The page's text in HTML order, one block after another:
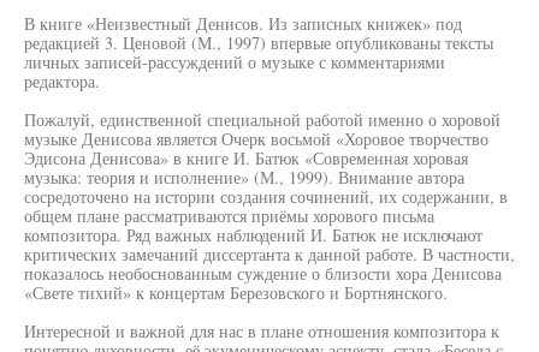
В книге «Неизвестный Денисов. Из записных книжек» под
редакцией 3. Ценовой (М., 1997) впервые опубликованы тексты
личных записей-рассуждений о музыке с комментариями
редактора.
Пожалуй, единственной специальной работой именно о хоровой
музыке Денисова является Очерк восьмой «Хоровое творчество
Эдисона Денисова» в книге И. Батюк «Современная хоровая
музыка: теория и исполнение» (М., 1999). Внимание автора
сосредоточено на истории создания сочинений, их содержании, в
общем плане рассматриваются приёмы хорового письма
композитора. Ряд важных наблюдений И. Батюк не исключают
критических замечаний диссертанта к данной работе. В частности,
показалось необоснованным суждение о близости хора Денисова
«Свете тихий» к концертам Березовского и Бортнянского.
Интересной и важной для нас в плане отношения композитора к